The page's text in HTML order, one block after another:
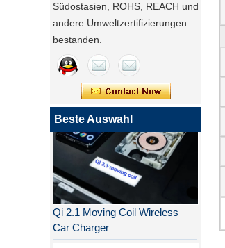
Südostasien, ROHS, REACH und
andere Umweltzertifizierungen
bestanden.
Beste Auswahl
Qi 2.1 Moving Coil Wireless
Car Charger